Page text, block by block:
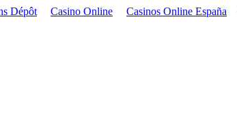
Dépôt Casino Online Casinos Online España